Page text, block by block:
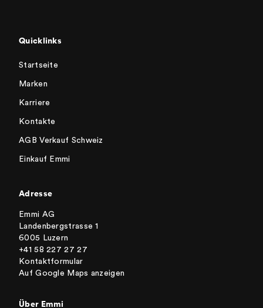
Quicklinks
Startseite
Marken
Karriere
Kontakte
AGB Verkauf Schweiz
Einkauf Emmi
Adresse
Emmi AG
Landenbergstrasse 1
6005 Luzern
+41 58 227 27 27
Kontaktformular
Auf Google Maps anzeigen
Über Emmi